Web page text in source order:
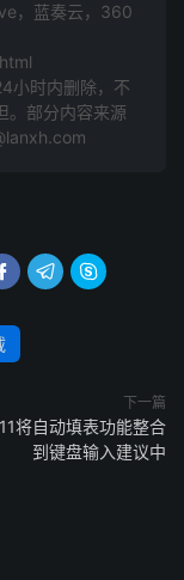
，蓝奏云，360
小时内删除，不
。部分内容来源
 
下一篇
将自动填表功能整合
到键盘输入建议中